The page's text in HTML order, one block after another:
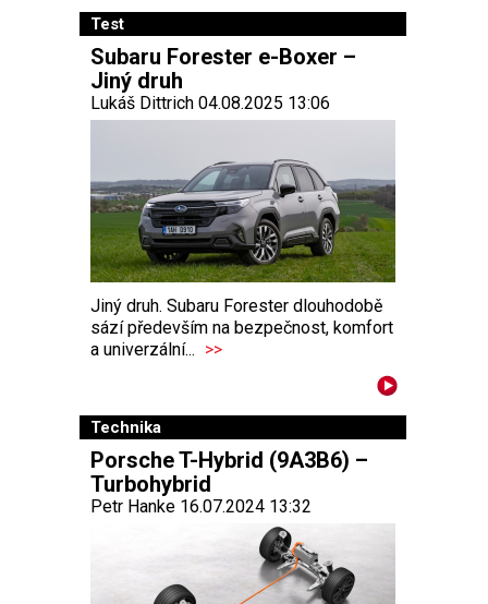
Test
Subaru Forester e-Boxer –
Jiný druh
Lukáš Dittrich 04.08.2025 13:06
Jiný druh. Subaru Forester dlouhodobě
sází především na bezpečnost, komfort
a univerzální... >>
Technika
Porsche T-Hybrid (9A3B6) –
Turbohybrid
Petr Hanke 16.07.2024 13:32